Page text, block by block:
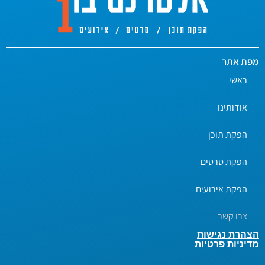
מפת אתר
ראשי
אודותינו
הפקת תוכן
הפקת סרטים
הפקת אירועים
צרו קשר
הצהרת נגישות
מדיניות פרטיות